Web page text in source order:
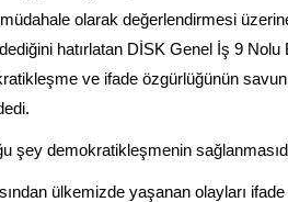
müdahale olarak değerlendirmesi
hatırlatan DİSK Genel İş 9 Nolu
ve ifade özgürlüğünün
şey demokratikleşmenin
ülkemizde yaşanan olayları